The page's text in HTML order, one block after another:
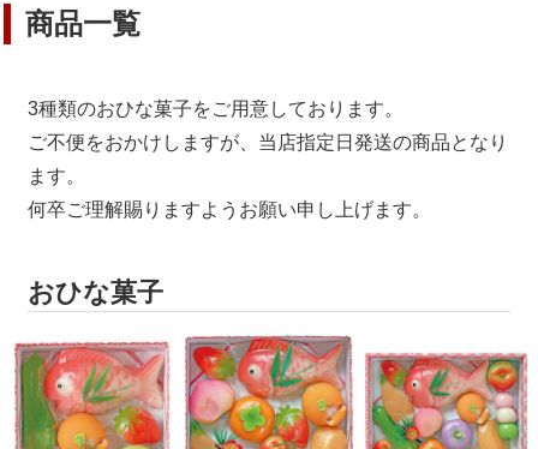
商品一覧
3種類のおひな菓子をご用意しております。
ご不便をおかけしますが、当店指定日発送の商品となり
ます。
何卒ご理解賜りますようお願い申し上げます。
おひな菓子